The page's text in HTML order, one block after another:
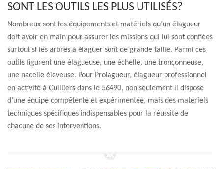
SONT LES OUTILS LES PLUS UTILISÉS?
Nombreux sont les équipements et matériels qu’un élagueur
doit avoir en main pour assurer les missions qui lui sont confiées
surtout si les arbres à élaguer sont de grande taille. Parmi ces
outils figurent une élagueuse, une échelle, une tronçonneuse,
une nacelle éleveuse. Pour Prolagueur, élagueur professionnel
en activité à Guilliers dans le 56490, non seulement il dispose
d’une équipe compétente et expérimentée, mais des matériels
techniques spécifiques indispensables pour la réussite de
chacune de ses interventions.